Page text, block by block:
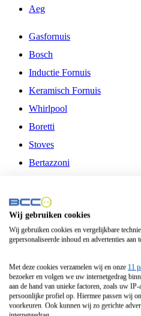
Aeg
Gasfornuis
Bosch
Inductie Fornuis
Keramisch Fornuis
Whirlpool
Boretti
Stoves
Bertazzoni
Fitelli
Airfryer
Frituurpan
Contactgrill
Broodbakmachine
Broodrooster
Wij gebruiken cookies
Wij gebruiken cookies en vergelijkbare
gepersonaliseerde inhoud en advertenties aan
Met deze cookies verzamelen wij en onze 11
bezoeker en volgen we uw internetgedrag
aan de hand van unieke factoren, zoals uw
persoonlijke profiel op. Hiermee passen wij
voorkeuren. Ook kunnen wij zo gerichte